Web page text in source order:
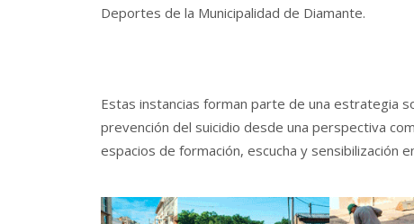
Deportes de la Municipalidad de Diamante.
Estas instancias forman parte de una estrategia
prevención del suicidio desde una perspectiva
espacios de formación, escucha y sensibilización